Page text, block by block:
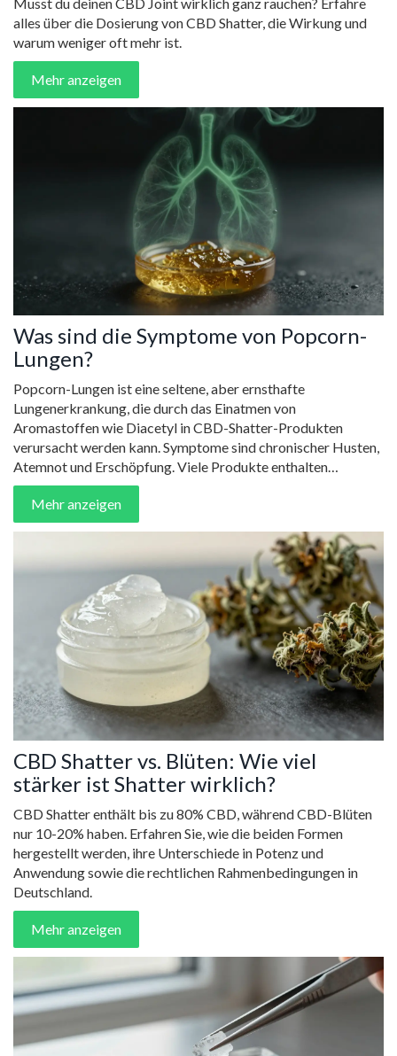
alles über die Dosierung von CBD Shatter, die Wirkung und
warum weniger oft mehr ist.
Mehr anzeigen
Was sind die Symptome von Popcorn-
Lungen?
Popcorn-Lungen ist eine seltene, aber ernsthafte
Lungenerkrankung, die durch das Einatmen von
Aromastoffen wie Diacetyl in CBD-Shatter-Produkten
verursacht werden kann. Symptome sind chronischer Husten,
Atemnot und Erschöpfung. Viele Produkte enthalten
versteckte Chemikalien - hier erfährst du, wie du dich schützt.
Mehr anzeigen
CBD Shatter vs. Blüten: Wie viel
stärker ist Shatter wirklich?
CBD Shatter enthält bis zu 80% CBD, während CBD-Blüten
nur 10-20% haben. Erfahren Sie, wie die beiden Formen
hergestellt werden, ihre Unterschiede in Potenz und
Anwendung sowie die rechtlichen Rahmenbedingungen in
Deutschland.
Mehr anzeigen